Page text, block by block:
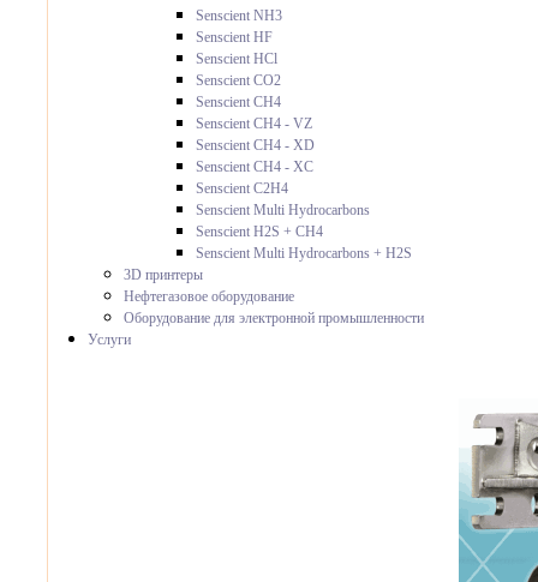
Senscient NH3
Senscient HF
Senscient HCl
Senscient CO2
Senscient CH4
Senscient CH4 - VZ
Senscient CH4 - XD
Senscient CH4 - XC
Senscient C2H4
Senscient Multi Hydrocarbons
Senscient H2S + CH4
Senscient Multi Hydrocarbons + H2S
3D принтеры
Нефтегазовое оборудование
Оборудование для электронной промышленности
Услуги